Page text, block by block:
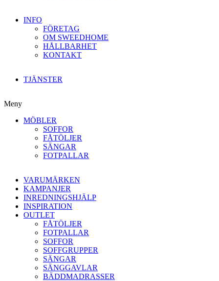
INFO
FÖRETAG
OM SWEEDHOME
HÅLLBARHET
KONTAKT
TJÄNSTER
Meny
MÖBLER
SOFFOR
FÅTÖLJER
SÄNGAR
FOTPALLAR
VARUMÄRKEN
KAMPANJER
INREDNINGSHJÄLP
INSPIRATION
OUTLET
FÅTÖLJER
FOTPALLAR
SOFFOR
SOFFGRUPPER
SÄNGAR
SÄNGGAVLAR
BÄDDMADRASSER